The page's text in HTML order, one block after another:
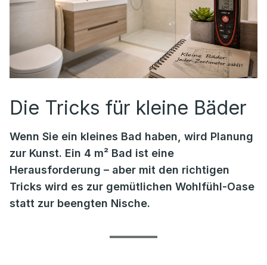
Die Tricks für kleine Bäder
Wenn Sie ein kleines Bad haben, wird Planung
zur Kunst. Ein 4 m² Bad ist eine
Herausforderung – aber mit den richtigen
Tricks wird es zur gemütlichen Wohlfühl-Oase
statt zur beengten Nische.